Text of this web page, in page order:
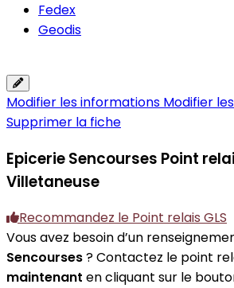
Fedex
Geodis
Modifier les informations Modifier
Supprimer la fiche
Epicerie Sencourses Point
Villetaneuse
Recommandez le Point relais GLS
Vous avez besoin d’un
Sencourses? Contactez le point
maintenant en cliquant sur le